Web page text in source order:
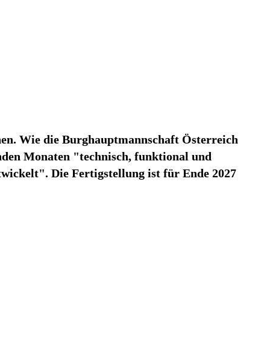
Wie die Burghauptmannschaft Österreich
Monaten "technisch, funktional und
Die Fertigstellung ist für Ende 2027